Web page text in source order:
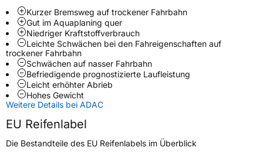
ZustandNeureifen
VerstärktXL
EU Label
EffizienzC
Kurzer Bremsweg auf trockener Fahrbahn
Gut im Aquaplaning quer
Niedriger Kraftstoffverbrauch
Leichte Schwächen bei den Fahreigenschaften auf
trockener Fahrbahn
Schwächen auf nasser Fahrbahn
Befriedigende prognostizierte Laufleistung
Leicht erhöhter Abrieb
Hohes Gewicht
Weitere Details bei ADAC
EU Reifenlabel
Die Bestandteile des EU Reifenlabels im Überblick